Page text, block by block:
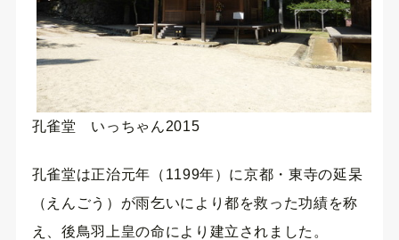
孔雀堂 いっちゃん2015
孔雀堂は正治元年（1199年）に京都・東寺の延杲
（えんごう）が雨乞いにより都を救った功績を称
え、後鳥羽上皇の命により建立されました。